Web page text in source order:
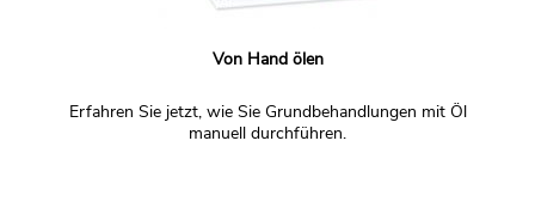
Von Hand ölen
Erfahren Sie jetzt, wie Sie Grundbehandlungen mit Öl
manuell durchführen.